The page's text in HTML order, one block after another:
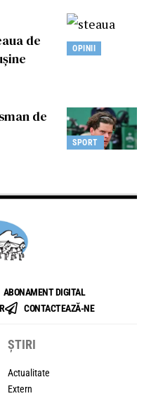
OPINII
de
SPORT
de
ABONAMENT DIGITAL
CONTACTEAZĂ-NE
ȘTIRI
Actualitate
Extern